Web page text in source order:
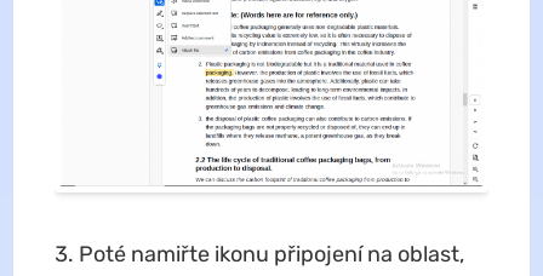
Poté namiřte ikonu připojení na oblast,